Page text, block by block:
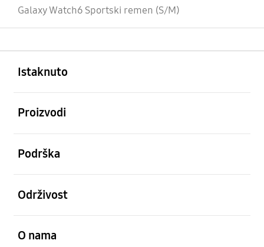
Galaxy Watch6 Sportski remen (S/M)
Istaknuto
Proizvodi
Podrška
Održivost
O nama